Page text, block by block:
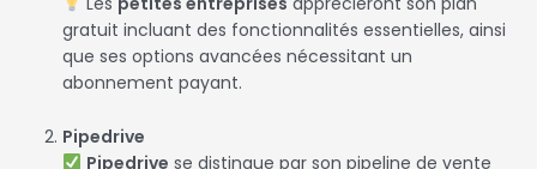
gratuit incluant des fonctionnalités essentielles, ainsi
que ses options avancées nécessitant un
abonnement payant.
Pipedrive
Pipedrive se distingue par son pipeline de vente